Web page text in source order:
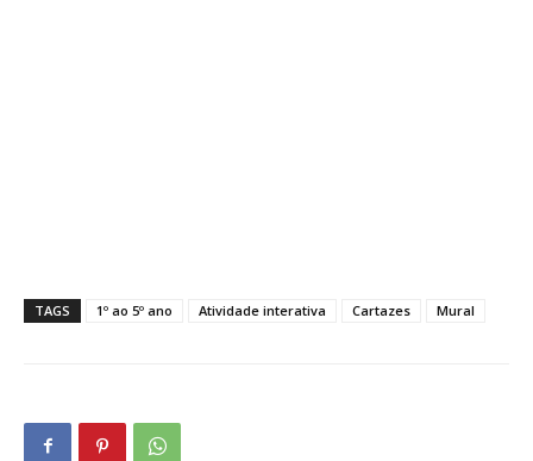
TAGS 1º ao 5º ano Atividade interativa Cartazes Mural